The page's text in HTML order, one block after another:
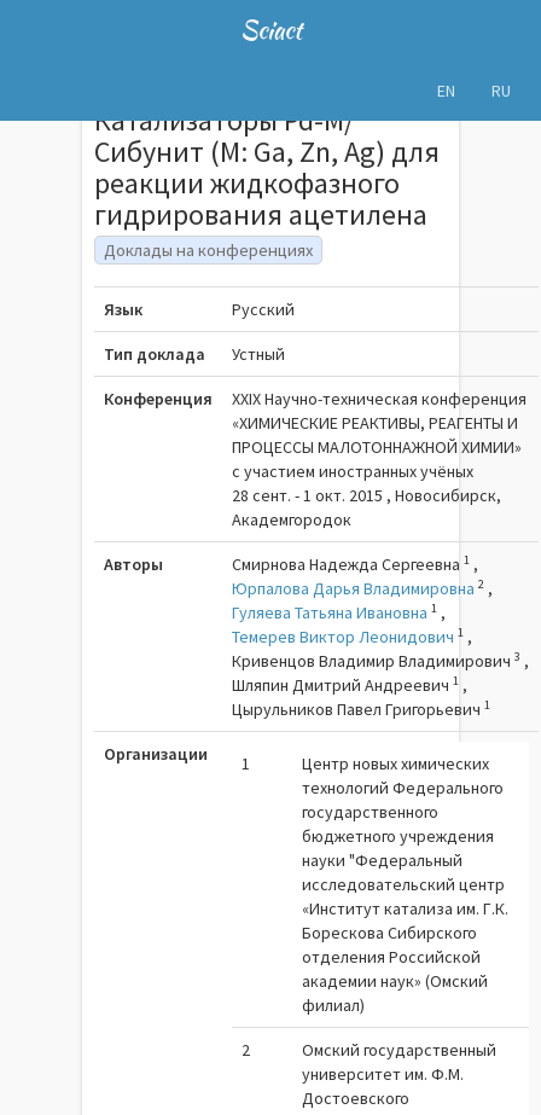
Sciact
EN RU
Катализаторы Pd-M/
Сибунит (M: Ga, Zn, Ag) для
реакции жидкофазного
гидрирования ацетилена
Доклады на конференциях
Язык Русский
Тип доклада Устный
Конференция
ХХIX Научно-техническая конференция
«ХИМИЧЕСКИЕ РЕАКТИВЫ, РЕАГЕНТЫ И
ПРОЦЕССЫ МАЛОТОННАЖНОЙ ХИМИИ»
с участием иностранных учёных
28 сент. - 1 окт. 2015 , Новосибирск,
Академгородок
Авторы Смирнова Надежда Сергеевна1 ,
Юрпалова Дарья Владимировна 2 ,
Гуляева Татьяна Ивановна 1 ,
Темерев Виктор Леонидович 1 ,
Кривенцов Владимир Владимирович3 ,
Шляпин Дмитрий Андреевич1 ,
Цырульников Павел Григорьевич1
Организации 1
Центр новых химических
технологий Федерального
государственного
бюджетного учреждения
науки "Федеральный
исследовательский центр
«Институт катализа им. Г.К.
Борескова Сибирского
отделения Российской
академии наук» (Омский
филиал)
2
Омский государственный
университет им. Ф.М.
Достоевского